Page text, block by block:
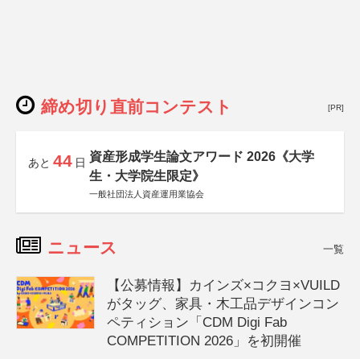
締め切り直前コンテスト [PR]
あと 44 日 資産形成学生論文アワード 2026《大学
生・大学院生限定》
一般社団法人資産運用業協会
ニュース 一覧
【公募情報】カインズ×コクヨ×VUILD
がタッグ、家具・木工品デザインコン
ペティション「CDM Digi Fab
COMPETITION 2026」を初開催